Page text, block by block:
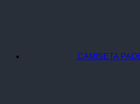
CAMISETA